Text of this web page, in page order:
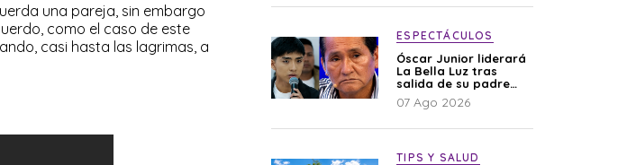
una pareja, sin embargo
como el caso de este
casi hasta las lagrimas, a
ESPECTÁCULOS
Óscar Junior liderará
La Bella Luz tras
salida de su padre
por polémica con
Naldy Saldaña
07 Ago 2026
TIPS Y SALUD